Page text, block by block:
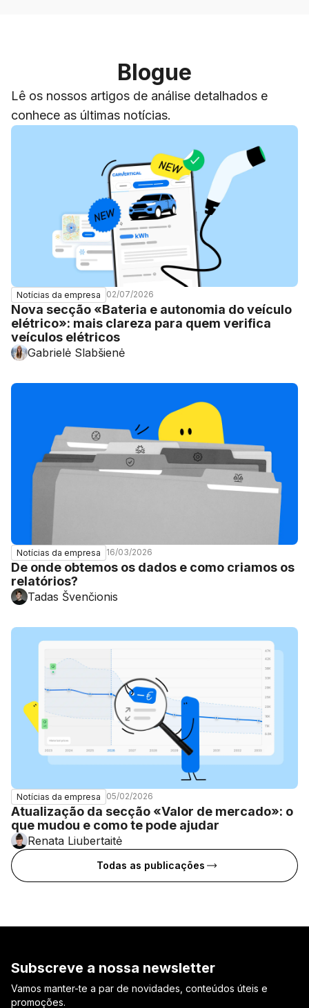
Blogue
Lê os nossos artigos de análise detalhados e
conhece as últimas notícias.
Notícias da empresa 02/07/2026
Nova secção «Bateria e autonomia do veículo
elétrico»: mais clareza para quem verifica
veículos elétricos
Gabrielė Slabšienė
Notícias da empresa 16/03/2026
De onde obtemos os dados e como criamos os
relatórios?
Tadas Švenčionis
Notícias da empresa 05/02/2026
Atualização da secção «Valor de mercado»: o
que mudou e como te pode ajudar
Renata Liubertaitė
Todas as publicações
Subscreve a nossa newsletter
Vamos manter-te a par de novidades, conteúdos úteis e
promoções.